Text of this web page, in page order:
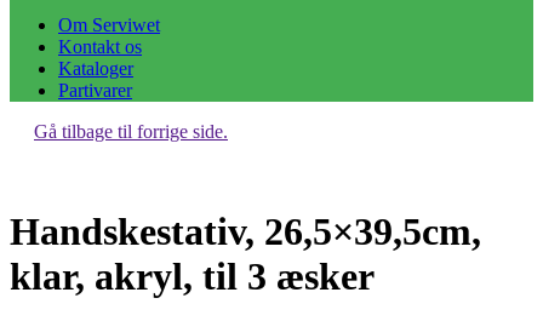
Om Serviwet
Kontakt os
Kataloger
Partivarer
Gå tilbage til forrige side.
Handskestativ, 26,5×39,5cm,
klar, akryl, til 3 æsker